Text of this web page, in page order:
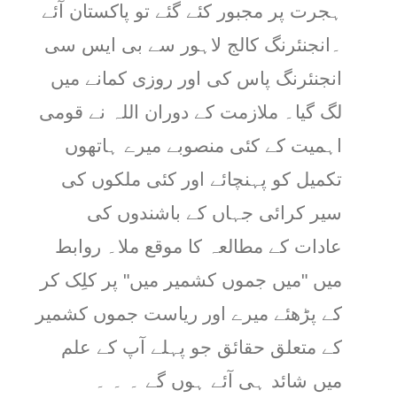
ہجرت پر مجبور کئے گئے تو پاکستان آئے
۔انجنئرنگ کالج لاہور سے بی ایس سی
انجنئرنگ پاس کی اور روزی کمانے میں
لگ گیا۔ ملازمت کے دوران اللہ نے قومی
اہمیت کے کئی منصوبے میرے ہاتھوں
تکمیل کو پہنچائے اور کئی ملکوں کی
سیر کرائی جہاں کے باشندوں کی
عادات کے مطالعہ کا موقع ملا۔ روابط
میں "میں جموں کشمیر میں" پر کلِک کر
کے پڑھئے میرے اور ریاست جموں کشمیر
کے متعلق حقائق جو پہلے آپ کے علم
میں شائد ہی آئے ہوں گے ۔ ۔ ۔